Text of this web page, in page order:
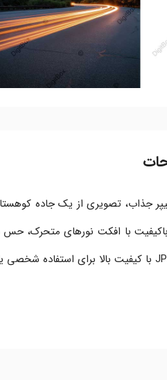
جذاب، تصویری از یک جاده
با افکت نورهای متحرک، حس